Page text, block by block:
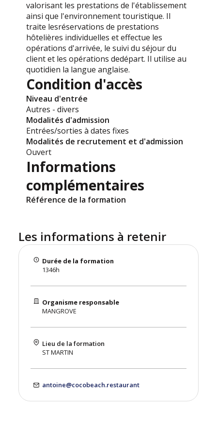
valorisant les prestations de l'établissement
ainsi que l'environnement touristique. Il
traite lesréservations de prestations
hôtelières individuelles et effectue les
opérations d'arrivée, le suivi du séjour du
client et les opérations dedépart. Il utilise au
quotidien la langue anglaise.
Condition d'accès
Niveau d'entrée
Autres - divers
Modalités d'admission
Entrées/sorties à dates fixes
Modalités de recrutement et d'admission
Ouvert
Informations
complémentaires
Référence de la formation
Les informations à retenir
Durée de la formation
1346h
Organisme responsable
MANGROVE
Lieu de la formation
ST MARTIN
antoine@cocobeach.restaurant